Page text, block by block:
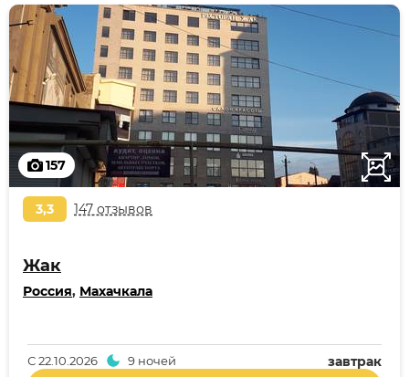
157
3,3 147 отзывов
Жак
Россия, Махачкала
завтрак
С22.10.2026 9 ночей